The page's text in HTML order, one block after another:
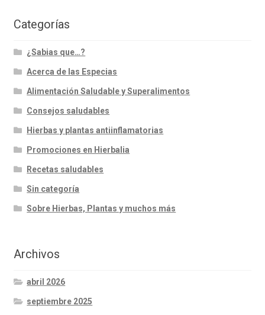
Categorías
¿Sabias que…?
Acerca de las Especias
Alimentación Saludable y Superalimentos
Consejos saludables
Hierbas y plantas antiinflamatorias
Promociones en Hierbalia
Recetas saludables
Sin categoría
Sobre Hierbas, Plantas y muchos más
Archivos
abril 2026
septiembre 2025